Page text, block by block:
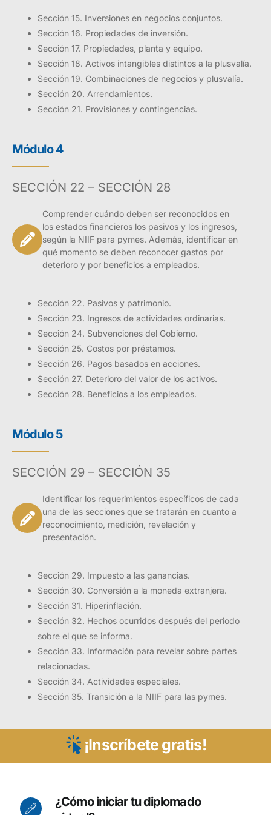
Presentación
En el presente diplomado buscamos brindar a los
comprensión y aplicación de las Normas
Internacionales de Información Financiera en las
Pequeñas y Medianas Entidades (NIIF para
pymes).
en un orden lógico y secuencial los conceptos y
Sección 15. Inversiones en negocios conjuntos.
Sección 16. Propiedades de inversión.
Sección 17. Propiedades, planta y equipo.
Sección 18. Activos intangibles distintos a la plusvalía.
Sección 19. Combinaciones de negocios y plusvalía.
Sección 20. Arrendamientos.
Sección 21. Provisiones y contingencias.
Módulo 4
SECCIÓN 22 – SECCIÓN 28
Comprender cuándo deben ser reconocidos en
los estados financieros los pasivos y los ingresos,
según la NIIF para pymes. Además, identificar en
qué momento se deben reconocer gastos por
deterioro y por beneficios a empleados.
Sección 22. Pasivos y patrimonio.
Sección 23. Ingresos de actividades ordinarias.
Sección 24. Subvenciones del Gobierno.
Sección 25. Costos por préstamos.
Sección 26. Pagos basados en acciones.
Sección 27. Deterioro del valor de los activos.
Sección 28. Beneficios a los empleados.
Módulo 5
SECCIÓN 29 – SECCIÓN 35
Identificar los requerimientos específicos de cada
una de las secciones que se tratarán en cuanto a
reconocimiento, medición, revelación y
presentación.
Sección 29. Impuesto a las ganancias.
Sección 30. Conversión a la moneda extranjera.
Sección 31. Hiperinflación.
Sección 32. Hechos ocurridos después del periodo
sobre el que se informa.
Sección 33. Información para revelar sobre partes
relacionadas.
Sección 34. Actividades especiales.
Sección 35. Transición a la NIIF para las pymes.
¡Inscríbete gratis!
¿Cómo iniciar tu diplomado